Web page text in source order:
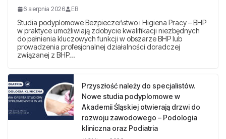
6 sierpnia 2026 EB
Studia podyplomowe Bezpieczeństwo i Higiena Pracy – BHP
w praktyce umożliwiają zdobycie kwalifikacji niezbędnych
do pełnienia kluczowych funkcji w obszarze BHP lub
prowadzenia profesjonalnej działalności doradczej
związanej z BHP…
Przyszłość należy do specjalistów.
Nowe studia podyplomowe w
Akademii Śląskiej otwierają drzwi do
rozwoju zawodowego – Podologia
kliniczna oraz Podiatria